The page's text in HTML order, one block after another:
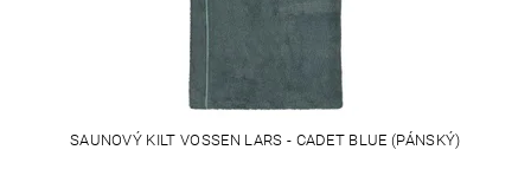
SAUNOVÝ KILT VOSSEN LARS - CADET BLUE (PÁNSKÝ)